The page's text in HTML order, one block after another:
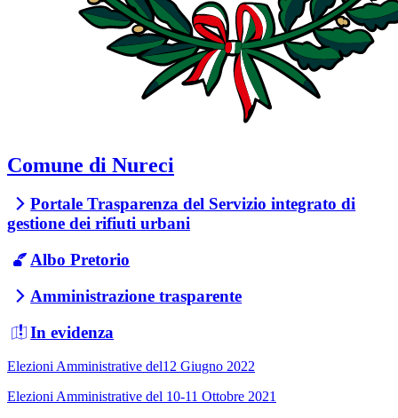
Comune di Nureci
Portale Trasparenza del Servizio integrato di
gestione dei rifiuti urbani
Albo Pretorio
Amministrazione trasparente
In evidenza
Elezioni Amministrative del12 Giugno 2022
Elezioni Amministrative del 10-11 Ottobre 2021